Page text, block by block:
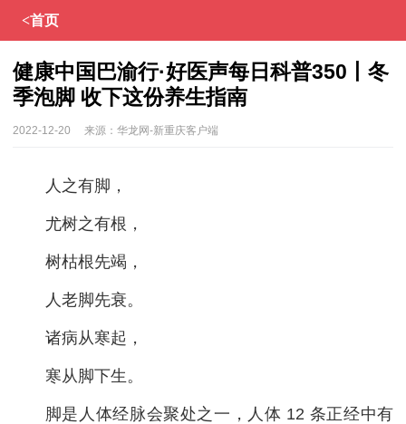
<首页
健康中国巴渝行·好医声每日科普350丨冬
季泡脚 收下这份养生指南
来源： 华龙网-新重庆客户端
2022-12-20
人之有脚，
尤树之有根，
树枯根先竭，
人老脚先衰。
诸病从寒起，
寒从脚下生。
脚是人体经脉会聚处之一，人体 12 条正经中有